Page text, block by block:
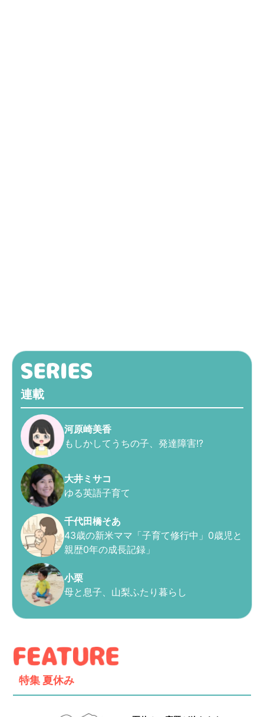
連載
河原崎美香
もしかしてうちの子、発達障害!?
大井ミサコ
ゆる英語子育て
千代田橋そあ
43歳の新米ママ「子育て修行中」0歳児と
親歴0年の成長記録」
小栗
母と息子、山梨ふたり暮らし
特集 夏休み